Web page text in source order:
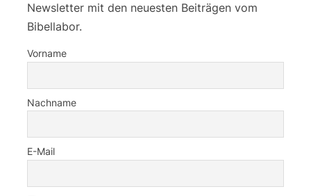
Newsletter mit den neuesten Beiträgen vom
Bibellabor.
Vorname
Nachname
E-Mail